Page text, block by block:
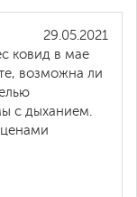
29.05.2021
ковид в мае
возможна ли
с дыханием.